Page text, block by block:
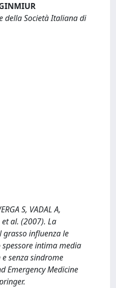
della Società Italiana di
S, VADAL A,
et al. (2007). La
influenza le
intima media
senza sindrome
Emergency Medicine